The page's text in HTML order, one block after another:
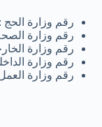
رقم وزارة الحج : 0114043008.
رقم وزارة الصحة :
رقم وزارة الخارجية :
رقم وزارة الداخلية :
رقم وزارة العمل